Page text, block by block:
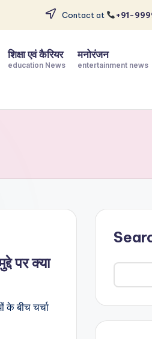
Contact at +91-
शिक्षा एवं कैरियर
education News
मनोरंजन
entertainment news
पर क्या
के बीच चर्चा